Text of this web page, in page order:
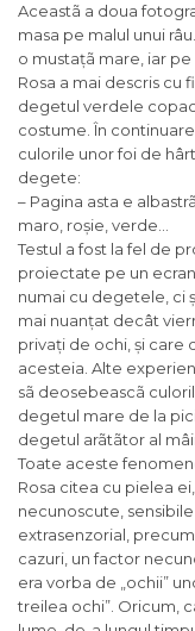
Aceastã a doua
masa pe malul unui
o mustațã mare, iar
Rosa a mai descris cu
degetul verdele
costume. În
culorile unor foi de
degete:
– Pagina asta e
maro, roșie, verde…
Testul a fost la fel de
proiectate pe un
numai cu degetele, ci
mai nuanțat decât
privați de ochi, și care
acesteia. Alte
sã deosebeascã
degetul mare de la
degetul arãtãtor al
Toate aceste
Rosa citea cu pielea
necunoscute, sensibile
extrasenzorial,
cazuri, un factor
era vorba de „ochii”
treilea ochi”. Oricum,